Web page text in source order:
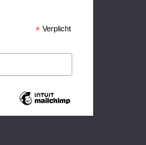
*Verplicht